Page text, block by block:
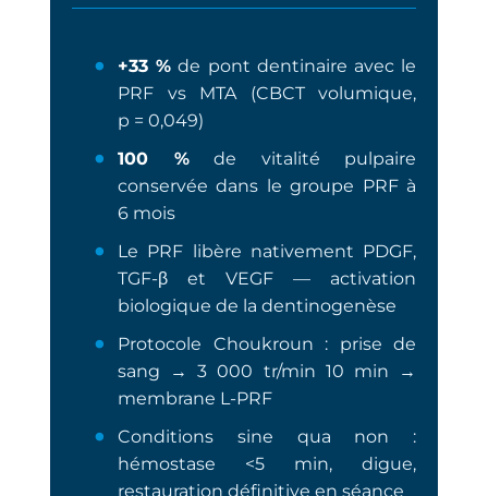
+33 % de pont dentinaire avec le
PRF vs MTA (CBCT volumique,
p = 0,049)
100 %de vitalité pulpaire
conservée dans le groupe PRF à
6 mois
Le PRF libère nativement PDGF,
TGF-β et VEGF — activation
biologique de la dentinogenèse
Protocole Choukroun : prise de
sang → 3 000 tr/min 10 min →
membrane L-PRF
Conditions sine qua non :
hémostase <5 min, digue,
restauration définitive en séance